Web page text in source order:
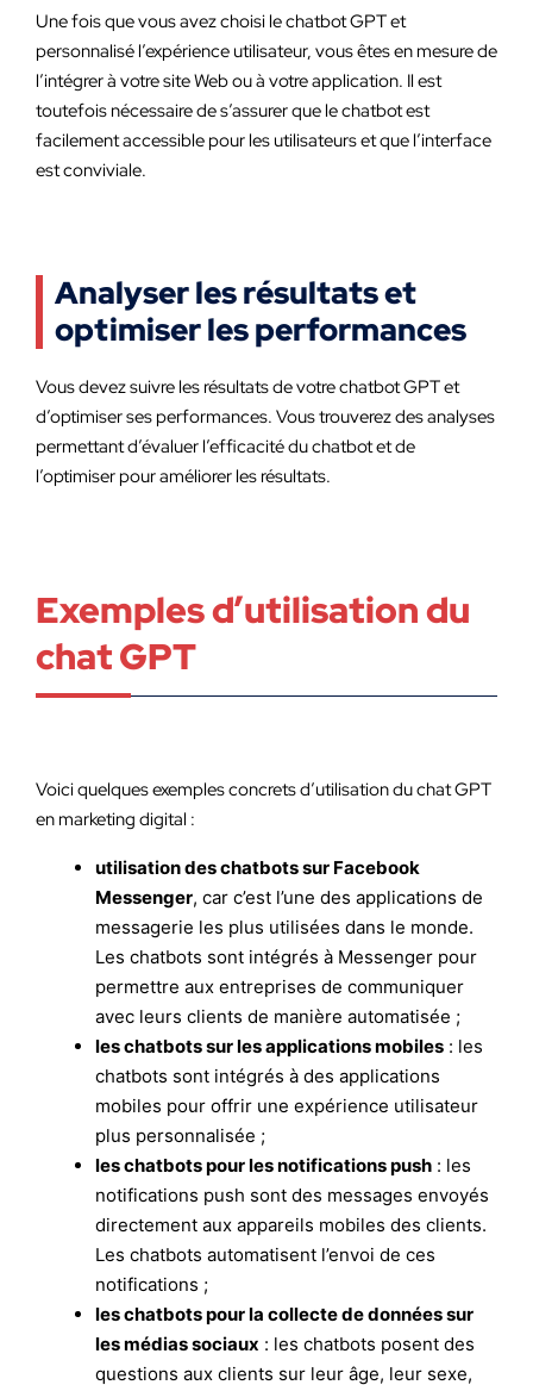
Une fois que vous avez choisi le chatbot GPT et
personnalisé l’expérience utilisateur, vous êtes en mesure de
l’intégrer à votre site Web ou à votre application. Il est
toutefois nécessaire de s’assurer que le chatbot est
facilement accessible pour les utilisateurs et que l’interface
est conviviale.
Analyser les résultats et
optimiser les performances
Vous devez suivre les résultats de votre chatbot GPT et
d’optimiser ses performances. Vous trouverez des analyses
permettant d’évaluer l’efficacité du chatbot et de
l’optimiser pour améliorer les résultats.
Exemples d’utilisation du
chat GPT
Voici quelques exemples concrets d’utilisation du chat GPT
en marketing digital :
utilisation des chatbots sur Facebook
Messenger, car c’est l’une des applications de
messagerie les plus utilisées dans le monde.
Les chatbots sont intégrés à Messenger pour
permettre aux entreprises de communiquer
avec leurs clients de manière automatisée ;
les chatbots sur les applications mobiles : les
chatbots sont intégrés à des applications
mobiles pour offrir une expérience utilisateur
plus personnalisée ;
les chatbots pour les notifications push : les
notifications push sont des messages envoyés
directement aux appareils mobiles des clients.
Les chatbots automatisent l’envoi de ces
notifications ;
les chatbots pour la collecte de données sur
les médias sociaux : les chatbots posent des
questions aux clients sur leur âge, leur sexe,